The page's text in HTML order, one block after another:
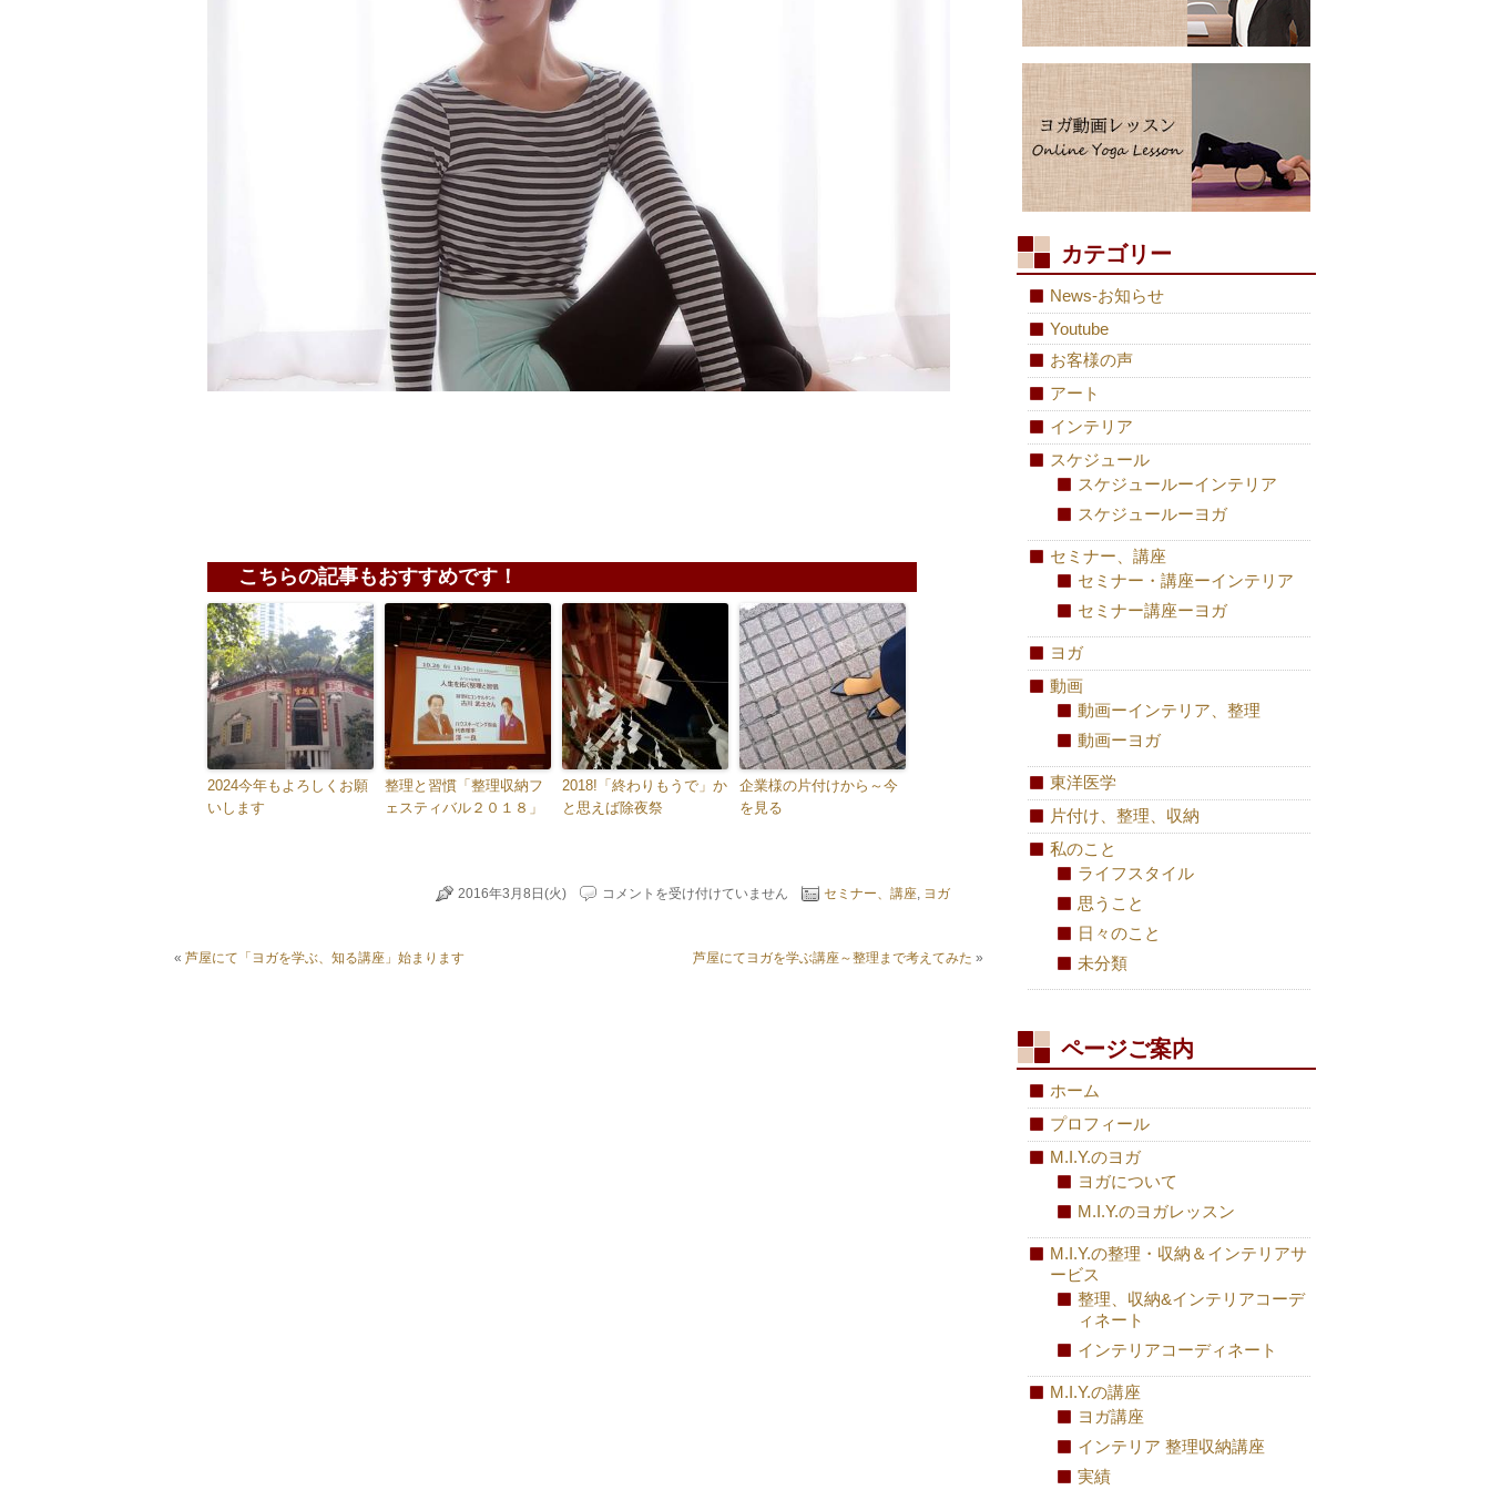
こちらの記事もおすすめです！
2024今年もよろしくお願
いします
整理と習慣「整理収納フ
ェスティバル２０１８」
2018!「終わりもうで」か
と思えば除夜祭
企業様の片付けから～今
を見る
2016年3月8日(火)
深
コメントを受け付けていません セミナー、講座, ヨガ
« 芦屋にて「ヨガを学ぶ、知る講座」始まります 芦屋にてヨガを学ぶ講座～整理まで考えてみた »
カテゴリー
News-お知らせ
Youtube
お客様の声
アート
インテリア
スケジュール
スケジュールーインテリア
スケジュールーヨガ
セミナー、講座
セミナー・講座ーインテリア
セミナー講座ーヨガ
ヨガ
動画
動画ーインテリア、整理
動画ーヨガ
東洋医学
片付け、整理、収納
私のこと
ライフスタイル
思うこと
日々のこと
未分類
ページご案内
ホーム
プロフィール
M.I.Y.のヨガ
ヨガについて
M.I.Y.のヨガレッスン
M.I.Y.の整理・収納＆インテリアサ
ービス
整理、収納&インテリアコーデ
ィネート
インテリアコーディネート
M.I.Y.の講座
ヨガ講座
インテリア 整理収納講座
実績